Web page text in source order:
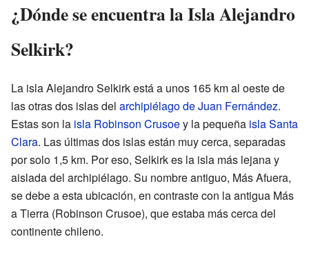
¿Dónde se encuentra la Isla Alejandro
Selkirk?
La isla Alejandro Selkirk está a unos 165 km al oeste de
las otras dos islas del archipiélago de Juan Fernández.
Estas son la isla Robinson Crusoey la pequeña isla Santa
Clara. Las últimas dos islas están muy cerca, separadas
por solo 1,5 km. Por eso, Selkirk es la isla más lejana y
aislada del archipiélago. Su nombre antiguo, Más Afuera,
se debe a esta ubicación, en contraste con la antigua Más
a Tierra (Robinson Crusoe), que estaba más cerca del
continente chileno.